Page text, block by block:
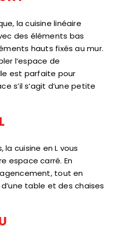
des éléments bas
hauts fixés au mur.
l’espace de
est parfaite pour
s’il s’agit d’une petite
espace carré. En
tout en
table et des chaises